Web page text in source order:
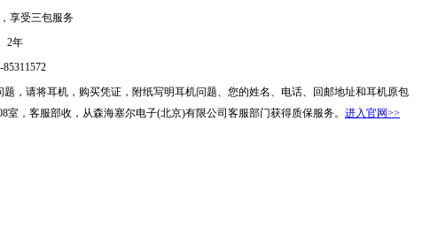
享受三包服务
2年
85311572
，请将耳机，购买凭证，附纸写明耳机问题、您的姓名、电话、回邮地址和耳机原包
，客服部收，从森海塞尔电子(北京)有限公司客服部门获得质保服务。 进入官网>>